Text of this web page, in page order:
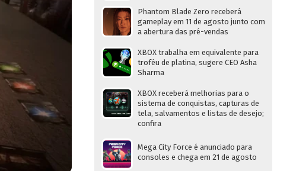
Phantom Blade Zero receberá
gameplay em 11 de agosto junto com
a abertura das pré-vendas
XBOX trabalha em equivalente para
troféu de platina, sugere CEO Asha
Sharma
XBOX receberá melhorias para o
sistema de conquistas, capturas de
tela, salvamentos e listas de desejo;
confira
Mega City Force é anunciado para
consoles e chega em 21 de agosto